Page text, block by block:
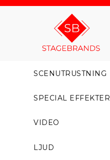
SCENUTRUSTNING
SPECIAL EFFEKTER
VIDEO
LJUD